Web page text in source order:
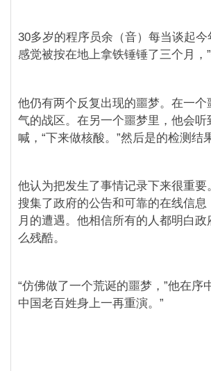
30多岁的程序员余（音）每当谈起
感觉被按在地上拿铁锤锤了三个月，
他仍有两个反复出现的噩梦。在一
气的战区。在另一个噩梦里，他会
喊，“下来做核酸。”然后是的检测
他认为把发生了事情记录下来很重
搜集了政府的公告和可靠的在线信
月的遭遇。他相信所有的人都明白
么残酷。
“仿佛做了一个荒诞的噩梦，”他在
中国老百姓身上一再重演。”